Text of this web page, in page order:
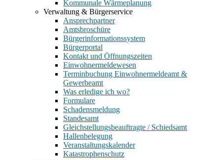
Kommunale Wärmeplanung
Verwaltung & Bürgerservice
Ansprechpartner
Amtsbroschüre
Bürgerinformationssystem
Bürgerportal
Kontakt und Öffnungszeiten
Einwohnermeldewesen
Terminbuchung Einwohnermeldeamt &
Gewerbeamt
Was erledige ich wo?
Formulare
Schadensmeldung
Standesamt
Gleichstellungsbeauftragte / Schiedsamt
Hallenbelegung
Veranstaltungskalender
Katastrophenschutz